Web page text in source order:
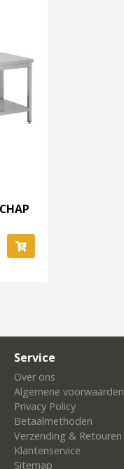
Service
Over ons
Algemene voorwaarden
Privacy Policy
Betaalmethoden
Verzending & Retouren
Klantenservice
Sitemap